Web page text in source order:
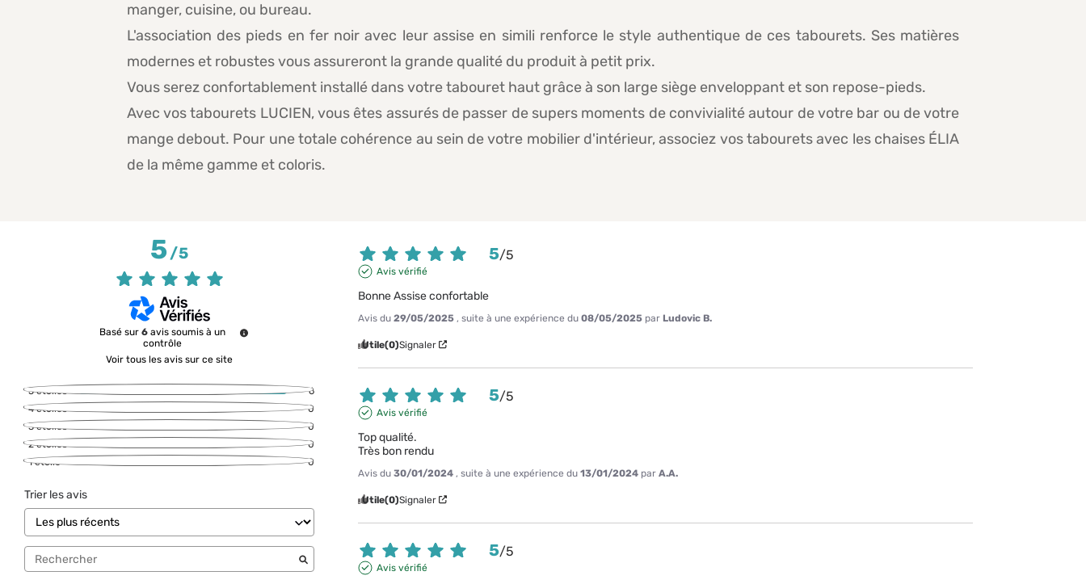
manger, cuisine, ou bureau.
L'association des pieds en fer noir avec leur assise en simili renforce le style authentique de ces tabourets. Ses matières
modernes et robustes vous assureront la grande qualité du produit à petit prix.
Vous serez confortablement installé dans votre tabouret haut grâce à son large siège enveloppant et son repose-pieds.
Avec vos tabourets LUCIEN, vous êtes assurés de passer de supers moments de convivialité autour de votre bar ou de votre
mange debout. Pour une totale cohérence au sein de votre mobilier d'intérieur, associez vos tabourets avec les chaises ÉLIA
de la même gamme et coloris.
5/5
Basé sur 6 avis soumis à un
contrôle
Voir tous les avis sur ce site
5étoiles
6
4étoiles
0
3étoiles
0
2étoiles
0
1étoile 0
Trier les avis
5/5
Avis vérifié
Bonne Assise confortable
Avis du29/05/2025 , suite à une expérience du08/05/2025 parLudovic B.
Utile(0)Signaler
5/5
Avis vérifié
Top qualité.
Très bon rendu
Avis du30/01/2024 , suite à une expérience du13/01/2024 parA.A.
Utile(0)Signaler
5/5
Avis vérifié